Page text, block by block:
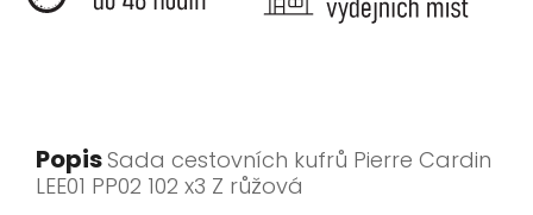
PopisSada cestovních kufrů Pierre Cardin
LEE01 PP02 102 x3 Z růžová